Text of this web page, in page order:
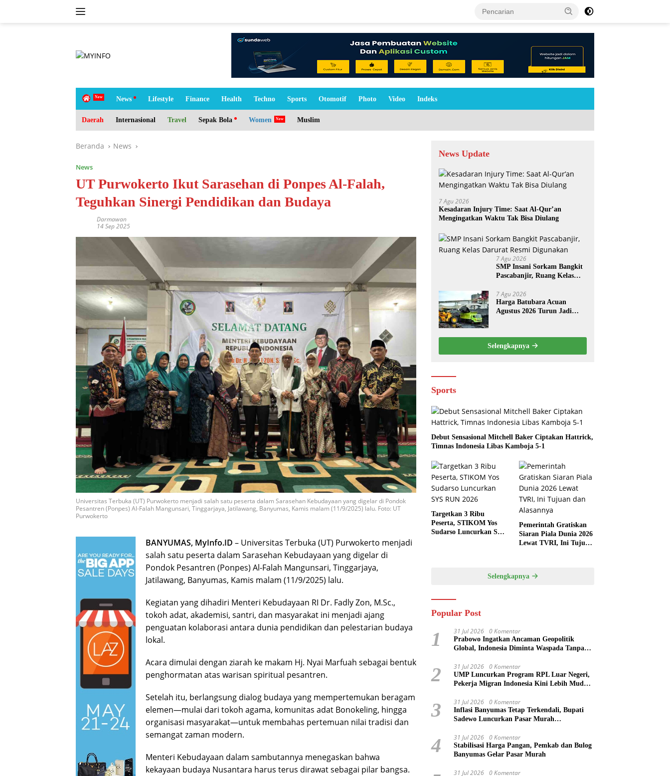
H
e
News Lifestyle Finance Health Techno Sports Otomotif Photo Video Indeks
Daerah Internasional Travel Sepak Bola Women Muslim
Beranda News
News
UT Purwokerto Ikut Sarasehan di Ponpes Al-Falah,
Teguhkan Sinergi Pendidikan dan Budaya
Darmawan
14 Sep 2025
Universitas Terbuka (UT) Purwokerto menjadi salah satu peserta dalam Sarasehan Kebudayaan yang digelar di Pondok
Pesantren (Ponpes) Al-Falah Mangunsari, Tinggarjaya, Jatilawang, Banyumas, Kamis malam (11/9/2025) lalu. Foto: UT
Purwokerto
BANYUMAS, MyInfo.ID – Universitas Terbuka (UT) Purwokerto menjadi
salah satu peserta dalam Sarasehan Kebudayaan yang digelar di
Pondok Pesantren (Ponpes) Al-Falah Mangunsari, Tinggarjaya,
Jatilawang, Banyumas, Kamis malam (11/9/2025) lalu.
Kegiatan yang dihadiri Menteri Kebudayaan RI Dr. Fadly Zon, M.Sc.,
tokoh adat, akademisi, santri, dan masyarakat ini menjadi ajang
penguatan kolaborasi antara dunia pendidikan dan pelestarian budaya
lokal.
Acara dimulai dengan ziarah ke makam Hj. Nyai Marfuah sebagai bentuk
penghormatan atas warisan spiritual pesantren.
Setelah itu, berlangsung dialog budaya yang mempertemukan beragam
elemen—mulai dari tokoh agama, komunitas adat Bonokeling, hingga
organisasi masyarakat—untuk membahas pertemuan nilai tradisi dan
semangat zaman modern.
Menteri Kebudayaan dalam sambutannya menegaskan bahwa
kekayaan budaya Nusantara harus terus dirawat sebagai pilar bangsa.
News Update
7 Agu 2026
Kesadaran Injury Time: Saat Al-Qur’an
Mengingatkan Waktu Tak Bisa Diulang
7 Agu 2026
SMP Insani Sorkam Bangkit
Pascabanjir, Ruang Kelas
7 Agu 2026
Harga Batubara Acuan
Agustus 2026 Turun Jadi
Selengkapnya
Sports
Debut Sensasional Mitchell Baker Ciptakan Hattrick,
Timnas Indonesia Libas Kamboja 5-1
Targetkan 3 Ribu
Peserta, STIKOM Yos
Sudarso Luncurkan SYS
Pemerintah Gratiskan
Siaran Piala Dunia 2026
Lewat TVRI, Ini Tujuan
Selengkapnya
Popular Post
1 31 Jul 2026 0 Komentar
Prabowo Ingatkan Ancaman Geopolitik
Global, Indonesia Diminta Waspada Tanpa
2 31 Jul 2026 0 Komentar
UMP Luncurkan Program RPL Luar Negeri,
Pekerja Migran Indonesia Kini Lebih Mudah
3 31 Jul 2026 0 Komentar
Inflasi Banyumas Tetap Terkendali, Bupati
Sadewo Luncurkan Pasar Murah
4 31 Jul 2026 0 Komentar
Stabilisasi Harga Pangan, Pemkab dan Bulog
Banyumas Gelar Pasar Murah
31 Jul 2026 0 Komentar